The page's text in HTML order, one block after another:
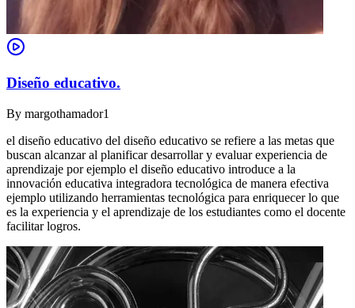
Diseño educativo.
By margothamador1
el diseño educativo del diseño educativo se refiere a las metas que
buscan alcanzar al planificar desarrollar y evaluar experiencia de
aprendizaje por ejemplo el diseño educativo introduce a la
innovación educativa integradora tecnológica de manera efectiva
ejemplo utilizando herramientas tecnológica para enriquecer lo que
es la experiencia y el aprendizaje de los estudiantes como el docente
facilitar logros.